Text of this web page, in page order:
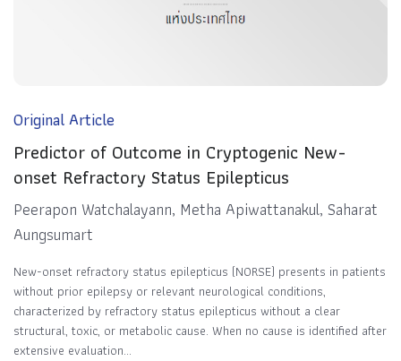
Original Article
Predictor of Outcome in Cryptogenic New-
onset Refractory Status Epilepticus
Peerapon Watchalayann, Metha Apiwattanakul, Saharat
Aungsumart
New-onset refractory status epilepticus (NORSE) presents in patients
without prior epilepsy or relevant neurological conditions,
characterized by refractory status epilepticus without a clear
structural, toxic, or metabolic cause. When no cause is identified after
extensive evaluation...